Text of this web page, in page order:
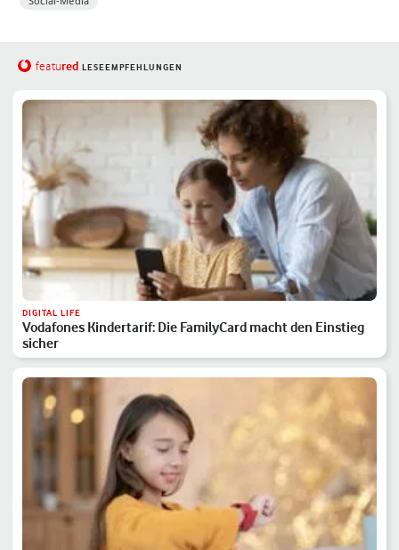
featured LESEEMPFEHLUNGEN
DIGITAL LIFE
Vodafones Kindertarif: Die FamilyCard macht den Einstieg
sicher